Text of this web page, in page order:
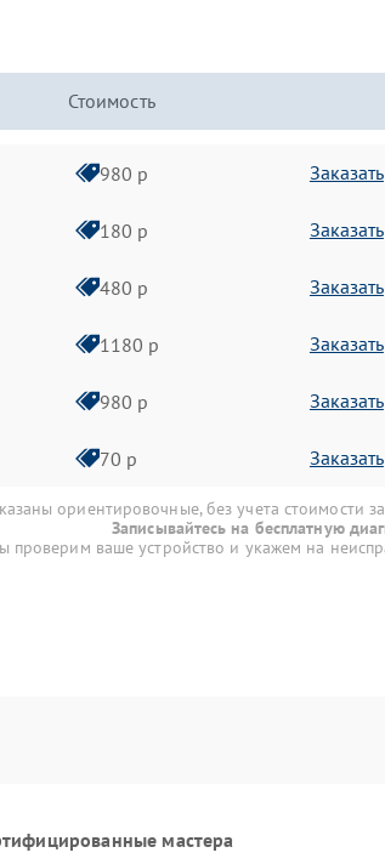
Стоимость
980 р Заказать
180 р Заказать
480 р Заказать
1180 р Заказать
980 р Заказать
70 р Заказать
ориентировочные, без учета стоимости
Записывайтесь на бесплатную
проверим ваше устройство и укажем на
мастера